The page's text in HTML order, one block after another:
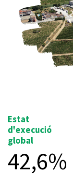
Estat
d'execució
global
42,6%